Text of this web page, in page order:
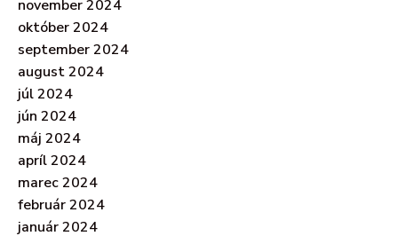
november 2024
október 2024
september 2024
august 2024
júl 2024
jún 2024
máj 2024
apríl 2024
marec 2024
február 2024
január 2024